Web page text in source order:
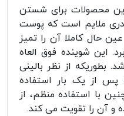
محصولات برای شستن
ملایم است که پوست
حال کاملا آن را تمیز
این شوینده فوق العاه
بطوریکه از نظر بالینی
پس از یک بار استفاده
با استفاده منظم، از
آن را تقویت می کند.